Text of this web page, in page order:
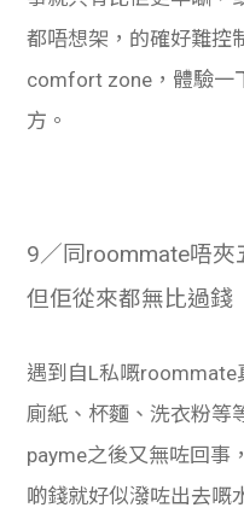
都唔想架，的確好難控
comfort zone，體驗一
方。
9／同roommate唔
但佢從來都無比過錢
遇到自L私嘅roommate
廁紙、杯麵、洗衣粉等
payme之後又無咗回事
啲錢就好似潑咗出去嘅